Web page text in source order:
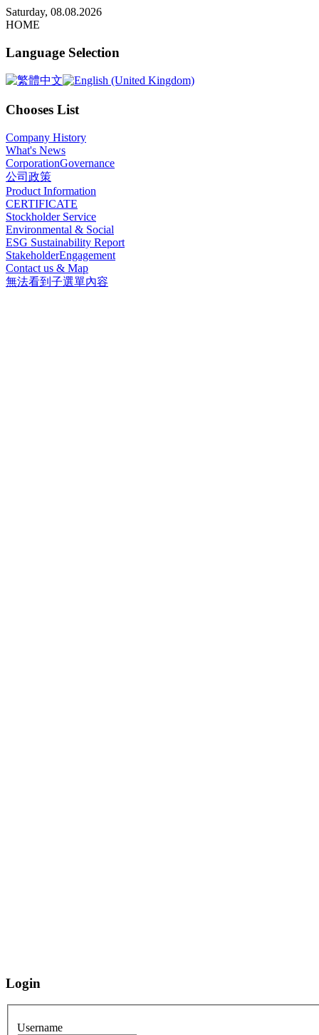
Saturday, 08.08.2026
HOME
Language Selection
Chooses List
Company History
What's News
CorporationGovernance
公司政策
Product Information
CERTIFICATE
Stockholder Service
Environmental & Social
ESG Sustainability Report
StakeholderEngagement
Contact us & Map
無法看到子選單內容
Login
Username